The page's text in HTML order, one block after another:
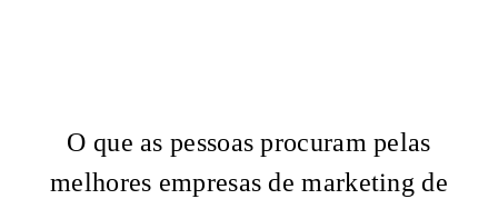
O que as pessoas procuram pelas
melhores empresas de marketing de